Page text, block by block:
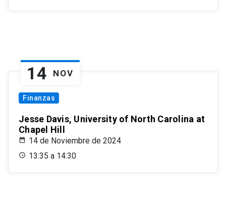
14 NOV
Finanzas
Jesse Davis, University of North Carolina at
Chapel Hill
14 de Noviembre de 2024
13:35 a 14:30